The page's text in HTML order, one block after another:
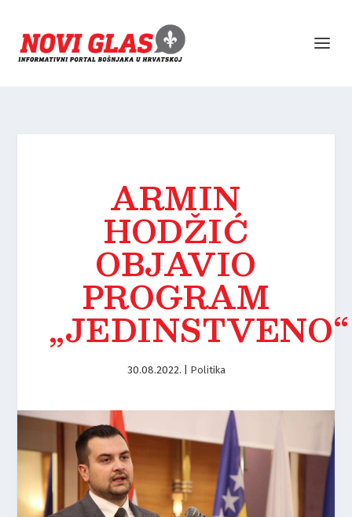
ARMIN
HODŽIĆ
OBJAVIO
PROGRAM
„JEDINSTVENO“
30.08.2022. Politika